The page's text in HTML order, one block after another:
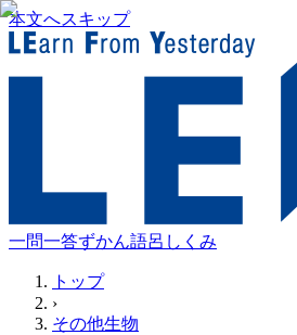
本文へスキップ
一問一答ずかん語呂 しくみ
トップ
›
その他生物